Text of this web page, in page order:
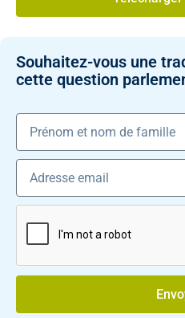
Souhaitez-vous une
cette question